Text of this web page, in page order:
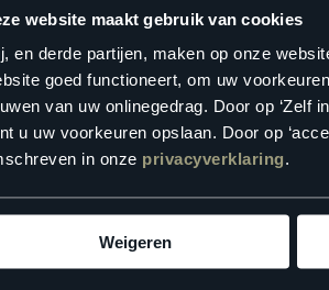
website maakt gebruik van cookies
en derde partijen, maken op onze
goed functioneert, om uw
van uw onlinegedrag. Door op ‘Zelf
u uw voorkeuren opslaan. Door op
in onze privacyverklaring.
Weigeren